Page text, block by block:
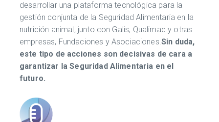
desarrollar una plataforma tecnológica para la
gestión conjunta de la Seguridad Alimentaria en la
nutrición animal, junto con Galis, Qualimac y otras
empresas, Fundaciones y Asociaciones.Sin duda,
este tipo de acciones son decisivas de cara a
garantizar la Seguridad Alimentaria en el
futuro.